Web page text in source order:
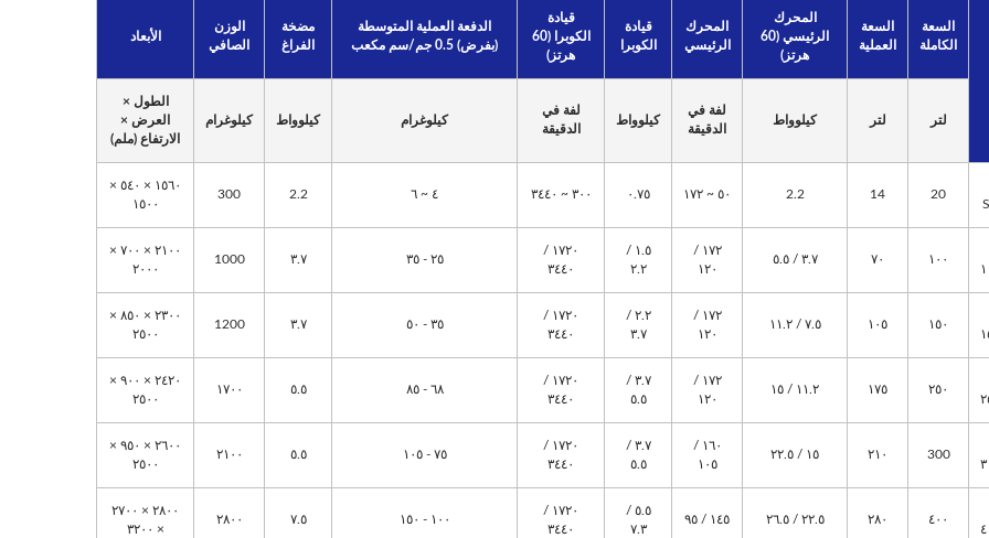
السعة
الكاملة
السعة
العملية
المحرك
الرئيسي (60
هرتز)
المحرك
الرئيسي
قيادة
الكوبرا
قيادة
الكوبرا (60
هرتز)
الدفعة العملية المتوسطة
(بفرض) 0.5 جم/سم مكعب
مضخة
الفراغ
الوزن
الصافي
الأبعاد
لتر لتر كيلوواط
لفة في
الدقيقة
كيلوواط
لفة في
الدقيقة
كيلوغرام كيلوواط كيلوغرام
الطول ×
العرض ×
الارتفاع (ملم)
20
14
2.2 ٥٠ ~ ١٧٢ ٠.٧٥ ٣٠٠ ~ ٣٤٤٠ ٤ ~ ٦ 2.2
300
١٥٦٠ × ٥٤٠ ×
١٥٠٠
١٠٠ ٧٠ ٣.٧ / ٥.٥
١٧٢ /
١٢٠
١.٥ /
٢.٢
١٧٢٠ /
٣٤٤٠
٢٥ - ٣٥ ٣.٧ 1000
٢١٠٠ × ٧٠٠ ×
٢٠٠٠
١٥٠ ١٠٥ ٧.٥ / ١١.٢
١٧٢ /
١٢٠
٢.٢ /
٣.٧
١٧٢٠ /
٣٤٤٠
٣٥ - ٥٠ ٣.٧ 1200
٢٣٠٠ × ٨٥٠ ×
٢٥٠٠
٢٥٠ ١٧٥ ١١.٢ / ١٥
١٧٢ /
١٢٠
٣.٧ /
٥.٥
١٧٢٠ /
٣٤٤٠
٦٨ - ٨٥ ٥.٥ ١٧٠٠
٢٤٢٠ × ٩٠٠ ×
٢٥٠٠
300 ٢١٠ ١٥ / ٢٢.٥
١٦٠ /
١٠٥
٣.٧ /
٥.٥
١٧٢٠ /
٣٤٤٠
٧٥ - ١٠٥ ٥.٥ ٢١٠٠
٢٦٠٠ × ٩٥٠ ×
٢٥٠٠
٤٠٠ ٢٨٠ ٢٢.٥ / ٢٦.٥ ١٤٥ / ٩٥
٥.٥ /
٧.٣
١٧٢٠ /
٣٤٤٠
١٠٠ - ١٥٠ ٧.٥ ٢٨٠٠
٢٨٠٠ × ٢٧٠٠
× ٣٢٠٠